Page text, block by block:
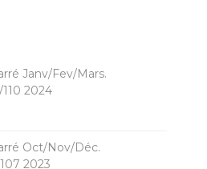
Janv/Fev/Mars.
2024
Oct/Nov/Déc.
2023